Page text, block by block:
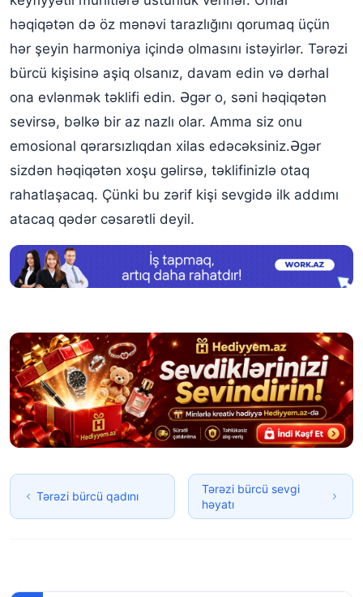
həqiqətən də öz mənəvi tarazlığını qorumaq üçün
hər şeyin harmoniya içində olmasını istəyirlər. Tərəzi
bürcü kişisinə aşiq olsanız, davam edin və dərhal
ona evlənmək təklifi edin. Əgər o, səni həqiqətən
sevirsə, bəlkə bir az nazlı olar. Amma siz onu
emosional qərarsızlıqdan xilas edəcəksiniz.Əgər
sizdən həqiqətən xoşu gəlirsə, təklifinizlə otaq
rahatlaşacaq. Çünki bu zərif kişi sevgidə ilk addımı
atacaq qədər cəsarətli deyil.
Tərəzi bürcü qadını
Tərəzi bürcü sevgi
həyatı